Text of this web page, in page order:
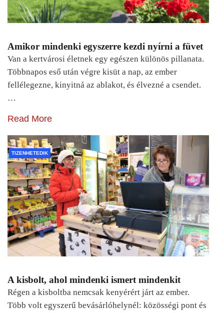
Amikor mindenki egyszerre kezdi nyírni a füvet
Van a kertvárosi életnek egy egészen különös pillanata.
Többnapos eső után végre kisüt a nap, az ember
fellélegezne, kinyitná az ablakot, és élvezné a csendet.
…
Read More
TIZENHETEDIK
A kisbolt, ahol mindenki ismert mindenkit
Régen a kisboltba nemcsak kenyérért járt az ember.
Több volt egyszerű bevásárlóhelynél: közösségi pont és